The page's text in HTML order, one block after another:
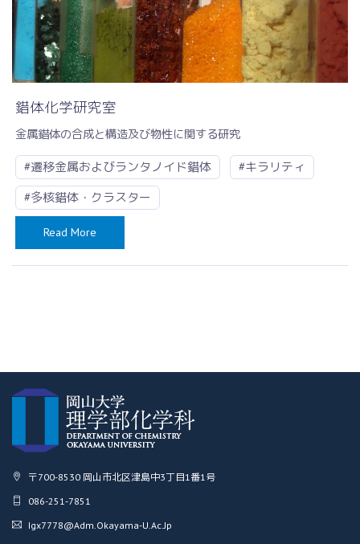
錯体化学研究室
金属錯体の合成と構造及び物性に関する研究
#遷移金属およびランタノイド錯体
#キラリティ
#多核錯体・クラスター
Read More
〒700-8530 岡山市北区津島中3丁目1番1号
086-251-7851
Igx7778@adm.okayama-U.ac.jp